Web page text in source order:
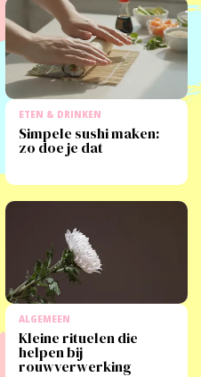
ETEN & DRINKEN
Simpele sushi maken:
zo doe je dat
ALGEMEEN
Kleine rituelen die
helpen bij
rouwverwerking